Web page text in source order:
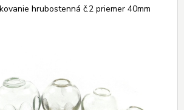
hrubostenná č.2 priemer 40mm